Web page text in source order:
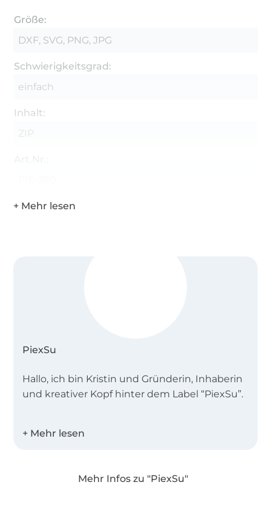
Größe:
DXF, SVG, PNG, JPG
Schwierigkeitsgrad:
einfach
Inhalt:
ZIP
PiexSu
Hallo, ich bin Kristin und Gründerin, Inhaberin
und kreativer Kopf hinter dem Label “PiexSu”.
2016 designe ich Schnittmuster und
Abständen findest du hier neue Anleitungen
Mehr Infos zu "PiexSu"